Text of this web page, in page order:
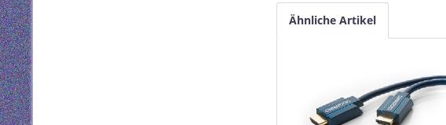
Ähnliche Artikel